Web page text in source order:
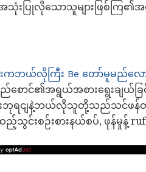
းပြုလိုသောသူများဖြစ်ကြ၏အ
ဘယ်လိုကြီး Be တော်မူမည်လေ
စောင်၏အရွယ်အစားရွေးချယ်
ဘုရငျနဲ့ဘယ်လိုသူတို့သည်သင်ဖန်
င်းစဉ်းစားနယ်စပ်, ဖုန်မှုန့်